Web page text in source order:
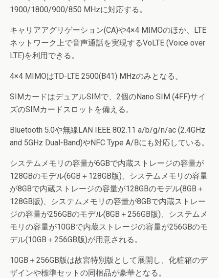
1900/1800/900/850 MHzに対応する。
キャリアアグリゲーション(CA)や4×4 MIMOのほか、LTE
ネットワーク上で音声通話を実現するVoLTE (Voice over
LTE)を利用できる。
4×4 MIMOはTD-LTE 2500(B41) MHzのみとなる。
SIMカードはデュアルSIMで、2個のNano SIM (4FF)サイ
ズのSIMカードスロットを備える。
Bluetooth 5.0や無線LAN IEEE 802.11 a/b/g/n/ac (2.4GHz
and 5GHz Dual-Band)やNFC Type A/Bにも対応している。
システムメモリの容量が6GBで内蔵ストレージの容量が
128GBのモデル(6GB＋128GB版)、システムメモリの容量
が8GBで内蔵ストレージの容量が128GBのモデル(8GB＋
128GB版)、システムメモリの容量が8GBで内蔵ストレー
ジの容量が256GBのモデル(8GB＋256GB版)、システムメ
モリの容量が10GBで内蔵ストレージの容量が256GBのモ
デル(10GB＋256GB版)が用意される。
10GB＋256GB版は故宮特別版として展開し、化粧箱のデ
ザインや標準セットの同梱品が豪華となる。